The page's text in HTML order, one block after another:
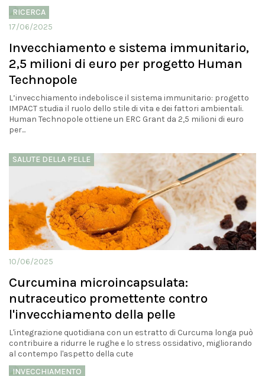
RICERCA
17/06/2025
Invecchiamento e sistema immunitario,
2,5 milioni di euro per progetto Human
Technopole
L’invecchiamento indebolisce il sistema immunitario: progetto
IMPACT studia il ruolo dello stile di vita e dei fattori ambientali.
Human Technopole ottiene un ERC Grant da 2,5 milioni di euro
per...
SALUTE DELLA PELLE
10/06/2025
Curcumina microincapsulata:
nutraceutico promettente contro
l'invecchiamento della pelle
L'integrazione quotidiana con un estratto di Curcuma longa può
contribuire a ridurre le rughe e lo stress ossidativo, migliorando
al contempo l'aspetto della cute
INVECCHIAMENTO